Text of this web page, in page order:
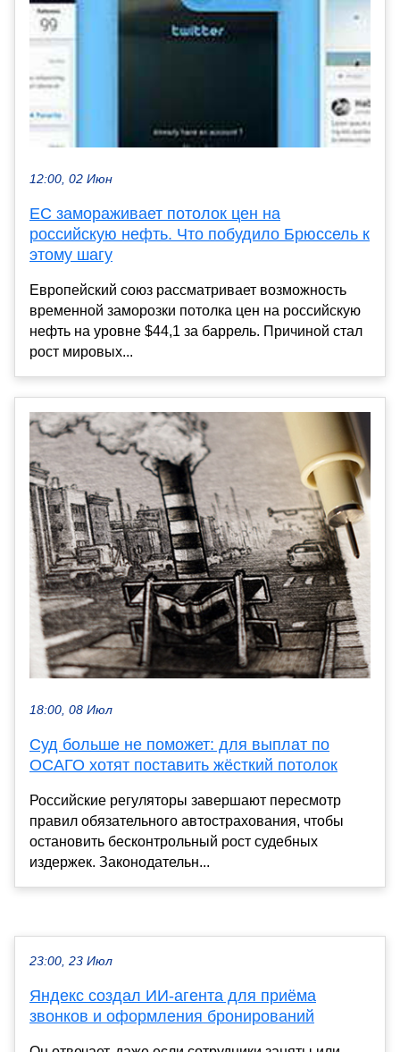
12:00, 02 Июн
ЕС замораживает потолок цен на
российскую нефть. Что побудило Брюссель к
этому шагу
Европейский союз рассматривает возможность
временной заморозки потолка цен на российскую
нефть на уровне $44,1 за баррель. Причиной стал
рост мировых...
18:00, 08 Июл
Суд больше не поможет: для выплат по
ОСАГО хотят поставить жёсткий потолок
Российские регуляторы завершают пересмотр
правил обязательного автострахования, чтобы
остановить бесконтрольный рост судебных
издержек. Законодательн...
23:00, 23 Июл
Яндекс создал ИИ-агента для приёма
звонков и оформления бронирований